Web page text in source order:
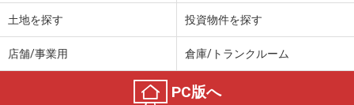
土地を探す 投資物件を探す
店舗/事業用 倉庫/トランクルーム
PC版へ